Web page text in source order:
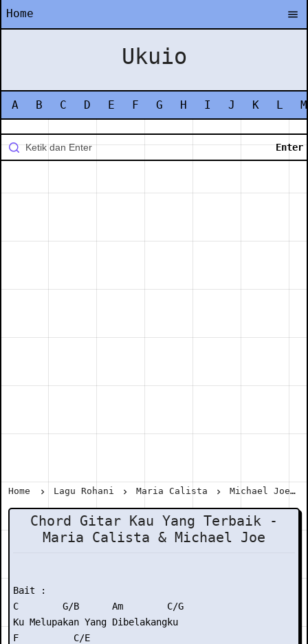
Home
Ukuio
A B C D E F G H I J K L M
Home Lagu Rohani Maria Calista Michael Joe
Chord Gitar Kau Yang Terbaik -
Maria Calista & Michael Joe
Bait :
C        G/B      Am        C/G
Ku Melupakan Yang Dibelakangku
F          C/E